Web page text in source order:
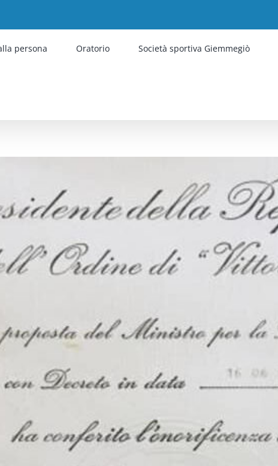
persona Oratorio Società sportiva Giemmegiò